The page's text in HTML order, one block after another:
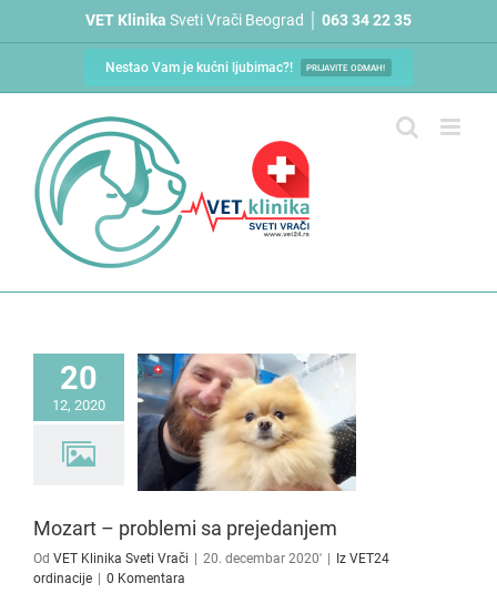
VET Klinika Sveti Vrači Beograd │ 063 34 22 35
Nestao Vam je kućni ljubimac?! PRIJAVITE ODMAH!
20
12, 2020
Mozart – problemi sa
prejedanjem
Mozart – problemi sa prejedanjem
Od VET Klinika Sveti Vrači 20. decembar 2020'
Iz VET24
ordinacije
0 Komentara